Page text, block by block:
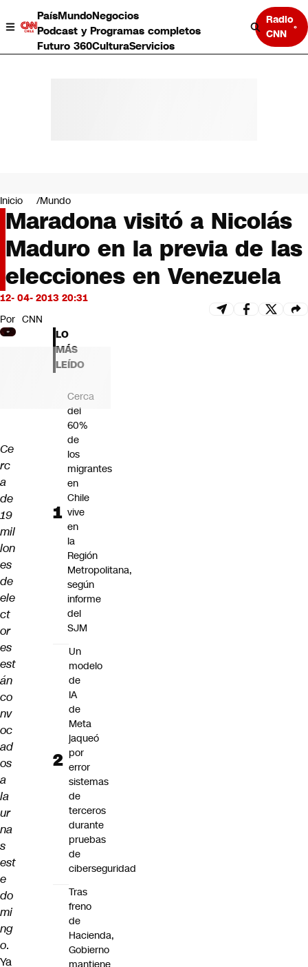
PaísMundoNegocios
Podcast y Programas completos
Futuro 360CulturaServicios
Radio
CNN
Negocios
Deportes
Programas completos
Cultura
Servicios
Bits
CNN tiempo
Futuro 360
Opinión
Inicio Mundo
Maradona visitó a Nicolás
Maduro en la previa de las
elecciones en Venezuela
12- 04- 2013 20:31
Por CNN
Ce
rc
a
de
19
mil
lon
es
de
ele
ct
or
es
est
án
co
nv
oc
ad
os
a
la
ur
na
s
est
e
do
mi
ng
o.
Ya
LO
MÁS
LEÍDO
Cerca
del
60%
de
los
migrantes
en
Chile
vive
en
la
Región
Metropolitana,
según
informe
del
SJM
Un
modelo
de
IA
de
Meta
jaqueó
por
error
sistemas
de
terceros
durante
pruebas
de
ciberseguridad
Tras
freno
de
Hacienda,
Gobierno
mantiene